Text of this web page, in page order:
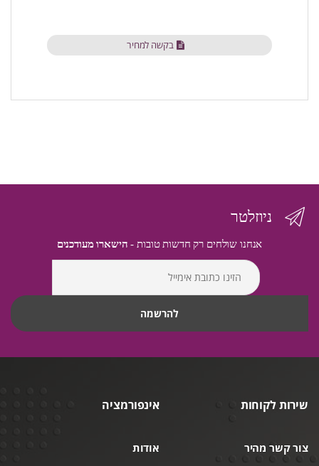
בקשה למחיר
ניוזלטר
אנחנו שולחים רק חדשות טובות - הישארו מעודכנים
שירות לקוחות
צור קשר מהיר
אינפורמציה
אודות